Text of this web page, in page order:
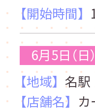
【開始時間】
6月5日（日）
【地域】 名駅
【店舗名】